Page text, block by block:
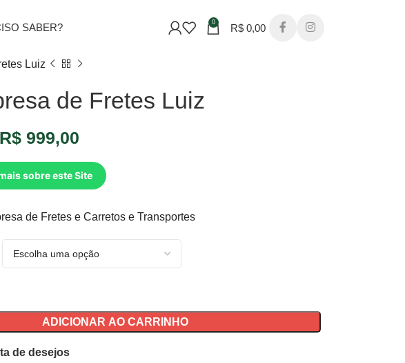
SABER? 0 R$ 0,00
Luiz
de Fretes Luiz
R$999,00
sobre este Site
de Fretes e Carretos e Transportes
ADICIONAR AO CARRINHO
de desejos